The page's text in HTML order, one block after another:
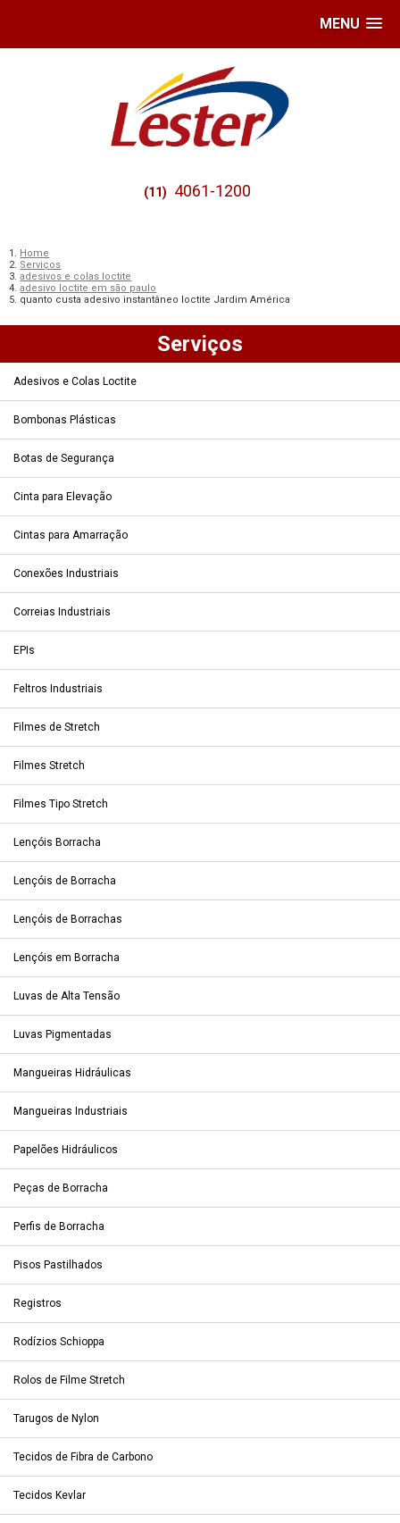
MENU
(11) 4061-1200
Home
Serviços
adesivos e colas loctite
adesivo loctite em são paulo
quanto custa adesivo instantâneo loctite Jardim América
Serviços
Adesivos e Colas Loctite
Bombonas Plásticas
Botas de Segurança
Cinta para Elevação
Cintas para Amarração
Conexões Industriais
Correias Industriais
EPIs
Feltros Industriais
Filmes de Stretch
Filmes Stretch
Filmes Tipo Stretch
Lençóis Borracha
Lençóis de Borracha
Lençóis de Borrachas
Lençóis em Borracha
Luvas de Alta Tensão
Luvas Pigmentadas
Mangueiras Hidráulicas
Mangueiras Industriais
Papelões Hidráulicos
Peças de Borracha
Perfis de Borracha
Pisos Pastilhados
Registros
Rodízios Schioppa
Rolos de Filme Stretch
Tarugos de Nylon
Tecidos de Fibra de Carbono
Tecidos Kevlar